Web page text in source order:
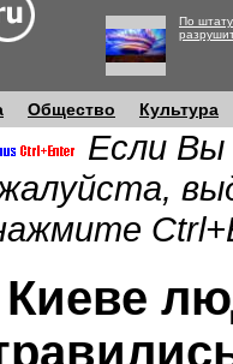
По
Общество Культура
Если Вы